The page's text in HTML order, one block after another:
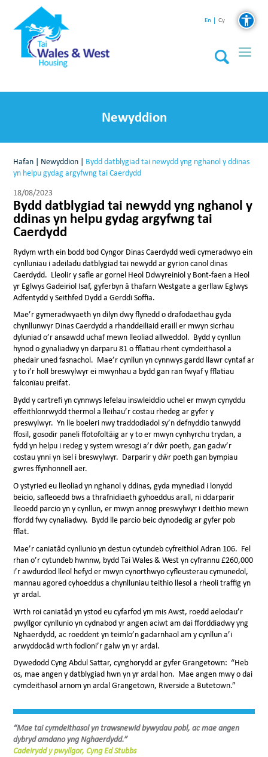
En Cy
Newyddion
Hafan | Newyddion | Bydd datblygiad tai newydd yng nghanol y ddinas
yn helpu gydag argyfwng tai Caerdydd
18/08/2023
Bydd datblygiad tai newydd yng nghanol y
ddinas yn helpu gydag argyfwng tai
Caerdydd
Rydym wrth ein bodd bod Cyngor Dinas Caerdydd wedi cymeradwyo ein
cynlluniau i adeiladu datblygiad tai newydd ar gyrion canol dinas
Caerdydd. Lleolir y safle ar gornel Heol Ddwyreiniol y Bont-faen a Heol
yr Eglwys Gadeiriol Isaf, gyferbyn â thafarn Westgate a gerllaw Eglwys
Adfentydd y Seithfed Dydd a Gerddi Soffia.
Mae’r gymeradwyaeth yn dilyn dwy flynedd o drafodaethau gyda
chynllunwyr Dinas Caerdydd a rhanddeiliaid eraill er mwyn sicrhau
dyluniad o’r ansawdd uchaf mewn lleoliad allweddol. Bydd y cynllun
hynod o gynaliadwy yn darparu 81 o fflatiau rhent cymdeithasol a
phedair uned fasnachol. Mae’r cynllun yn cynnwys gardd llawr cyntaf ar
y to i’r holl breswylwyr ei mwynhau a bydd gan ran fwyaf y fflatiau
falconïau preifat.
Bydd y cartrefi yn cynnwys lefelau inswleiddio uchel er mwyn cynyddu
effeithlonrwydd thermol a lleihau’r costau rhedeg ar gyfer y
preswylwyr. Yn lle boeleri nwy traddodiadol sy’n defnyddio tanwydd
ffosil, gosodir paneli ffotofoltäig ar y to er mwyn cynhyrchu trydan, a
fydd yn helpu i redeg y system wresogi a’r dŵr poeth, gan gadw’r
costau ynni yn isel i breswylwyr. Darparir ydŵr poeth gan bympiau
gwres ffynhonnell aer.
O ystyried eu lleoliad yn nghanol y ddinas, gyda mynediad i lonydd
beicio, safleoedd bws a thrafnidiaeth gyhoeddus arall, ni ddarparir
lleoedd parcio yn y cynllun, er mwyn annog preswylwyr i deithio mewn
ffordd fwy cynaliadwy. Bydd lle parcio beic dynodedig ar gyfer pob
fflat.
Mae’r caniatâd cynllunio yn destun cytundeb cyfreithiol Adran 106. Fel
rhan o’r cytundeb hwnnw, bydd Tai Wales & West yn cyfrannu £260,000
i’r awdurdod lleol hefyd er mwyn cynorthwyo cyfleusterau cymunedol,
mannau agored cyhoeddus a chynlluniau teithio llesol a rheoli traffig yn
yr ardal.
Wrth roi caniatâd yn ystod eu cyfarfod ym mis Awst, roedd aelodau’r
pwyllgor cynllunio yn cydnabod yr angen aciwt am dai fforddiadwy yng
Nghaerdydd, ac roeddent yn teimlo’n gadarnhaol am y cynllun a’i
arwyddocâd wrth fodloni’r galw yn yr ardal.
Dywedodd Cyng Abdul Sattar, cynghorydd ar gyfer Grangetown: “Heb
os, mae angen y datblygiad hwn yn yr ardal hon. Mae angen mwy o dai
cymdeithasol arnom yn ardal Grangetown, Riverside a Butetown.”
“Mae tai cymdeithasol yn trawsnewid bywydau pobl, ac mae angen
dybryd amdano yng Nghaerdydd.”
Cadeirydd y pwyllgor, Cyng Ed Stubbs